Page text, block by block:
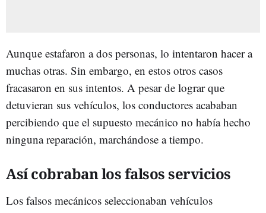
Aunque estafaron a dos personas, lo intentaron hacer a
muchas otras. Sin embargo, en estos otros casos
fracasaron en sus intentos. A pesar de lograr que
detuvieran sus vehículos, los conductores acababan
percibiendo que el supuesto mecánico no había hecho
ninguna reparación, marchándose a tiempo.
Así cobraban los falsos servicios
Los falsos mecánicos seleccionaban vehículos